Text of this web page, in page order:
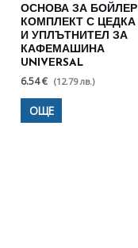
ОСНОВА ЗА БОЙЛЕР
КОМПЛЕКТ С ЦЕДКА
И УПЛЪТНИТЕЛ ЗА
КАФЕМАШИНА
UNIVERSAL
6.54 € (12.79 лв.)
ОЩЕ